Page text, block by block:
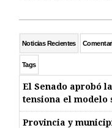
Noticias Recientes
Tags
El Senado aprobó
tensiona el modelo
Provincia y